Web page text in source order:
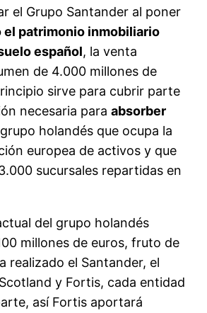
el Grupo Santander al poner
el patrimonio inmobiliario
español, la venta
de 4.000 millones de
sirve para cubrir parte
necesaria paraabsorber
holandés que ocupa la
europea de activos y que
sucursales repartidas en
del grupo holandés
millones de euros, fruto de
realizado el Santander, el
y Fortis, cada entidad
así Fortis aportará